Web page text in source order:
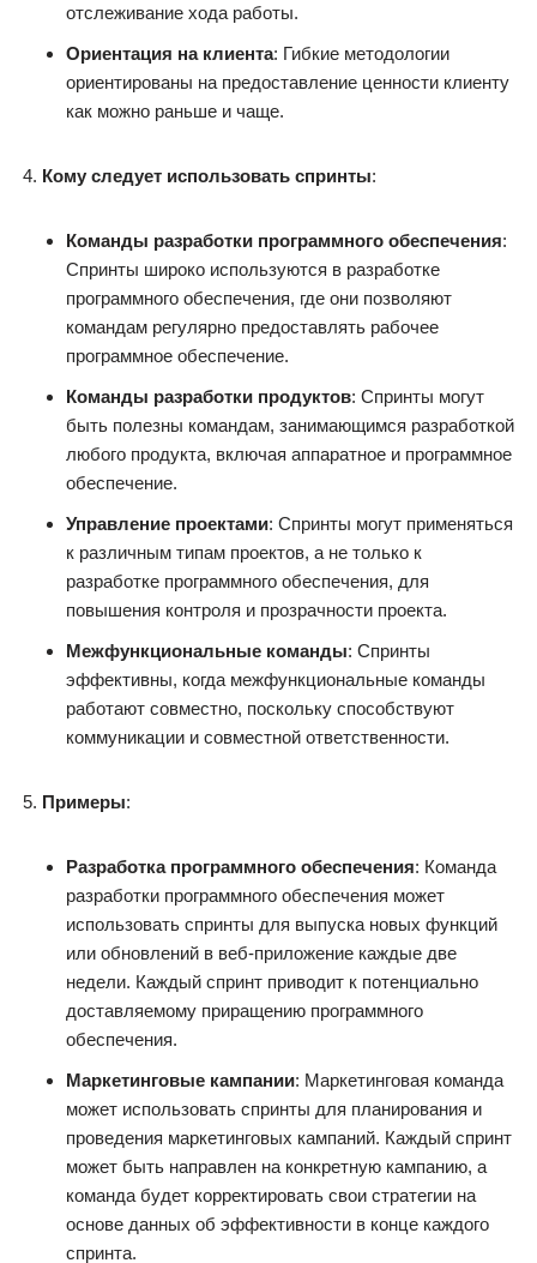
отслеживание хода работы.
Ориентация на клиента: Гибкие методологии
ориентированы на предоставление ценности клиенту
как можно раньше и чаще.
Кому следует использовать спринты:
Команды разработки программного обеспечения:
Спринты широко используются в разработке
программного обеспечения, где они позволяют
командам регулярно предоставлять рабочее
программное обеспечение.
Команды разработки продуктов: Спринты могут
быть полезны командам, занимающимся разработкой
любого продукта, включая аппаратное и программное
обеспечение.
Управление проектами: Спринты могут применяться
к различным типам проектов, а не только к
разработке программного обеспечения, для
повышения контроля и прозрачности проекта.
Межфункциональные команды: Спринты
эффективны, когда межфункциональные команды
работают совместно, поскольку способствуют
коммуникации и совместной ответственности.
Примеры:
Разработка программного обеспечения: Команда
разработки программного обеспечения может
использовать спринты для выпуска новых функций
или обновлений в веб-приложение каждые две
недели. Каждый спринт приводит к потенциально
доставляемому приращению программного
обеспечения.
Маркетинговые кампании: Маркетинговая команда
может использовать спринты для планирования и
проведения маркетинговых кампаний. Каждый спринт
может быть направлен на конкретную кампанию, а
команда будет корректировать свои стратегии на
основе данных об эффективности в конце каждого
спринта.